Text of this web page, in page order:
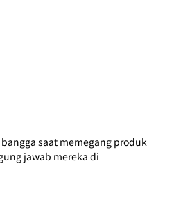
saat memegang produk
jawab mereka di